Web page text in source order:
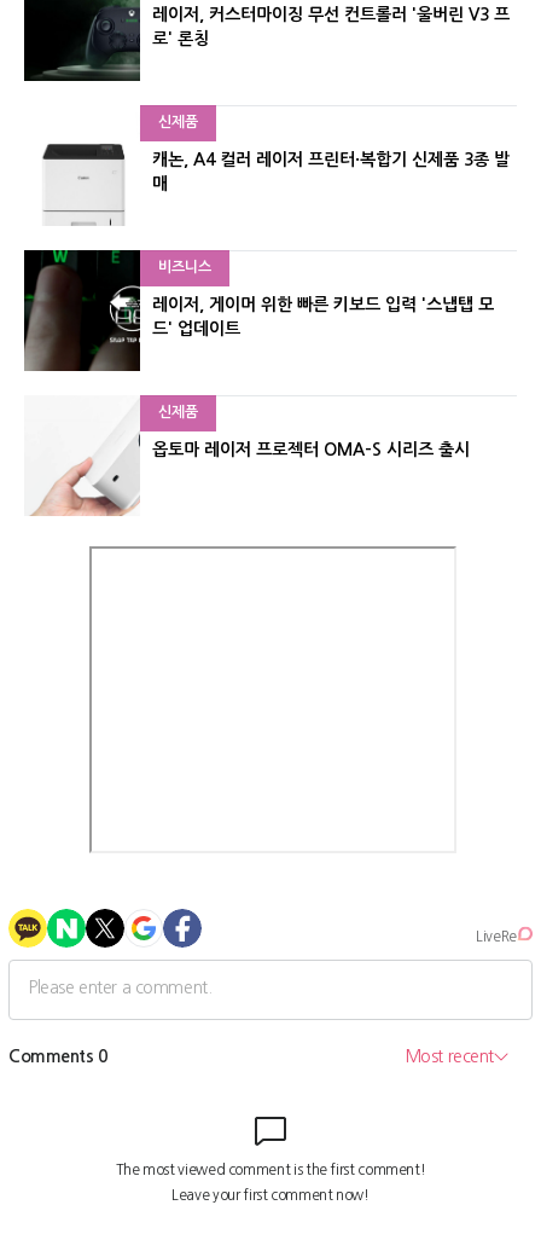
레이저, 커스터마이징 무선 컨트롤러 '울버린 V3 프
로' 론칭
신제품
캐논, A4 컬러 레이저 프린터·복합기 신제품 3종 발
매
비즈니스
레이저, 게이머 위한 빠른 키보드 입력 '스냅탭 모
드' 업데이트
신제품
옵토마 레이저 프로젝터 OMA-S 시리즈 출시